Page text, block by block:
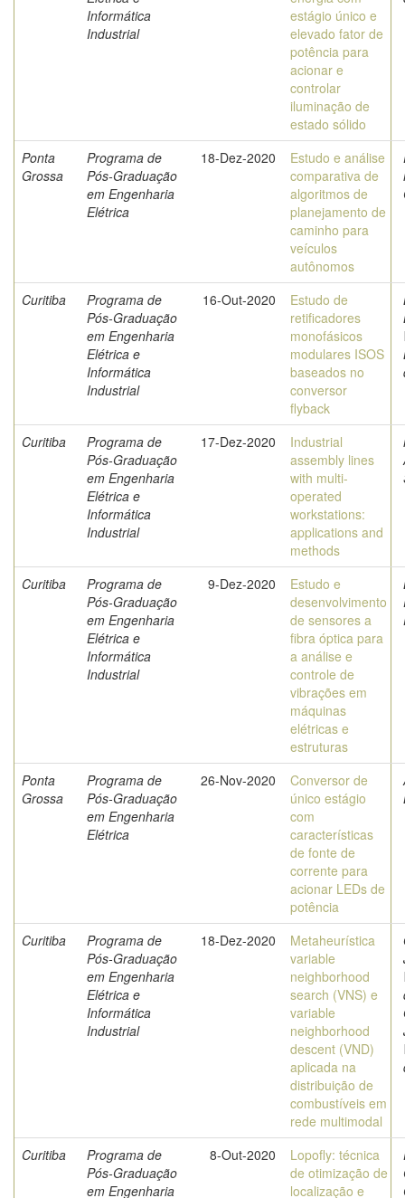
Informática
Industrial
estágio único e
elevado fator de
potência para
acionar e
controlar
iluminação de
estado sólido
Ponta
Grossa
Programa de
Pós-Graduação
em Engenharia
Elétrica
18-Dez-2020
Estudo e análise
comparativa de
algoritmos de
planejamento de
caminho para
veículos
autônomos
Curitiba
Programa de
Pós-Graduação
em Engenharia
Elétrica e
Informática
Industrial
16-Out-2020
Estudo de
retificadores
monofásicos
modulares ISOS
baseados no
conversor
flyback
Curitiba
Programa de
Pós-Graduação
em Engenharia
Elétrica e
Informática
Industrial
17-Dez-2020
Industrial
assembly lines
with multi-
operated
workstations:
applications and
methods
Curitiba
Programa de
Pós-Graduação
em Engenharia
Elétrica e
Informática
Industrial
9-Dez-2020
Estudo e
desenvolvimento
de sensores a
fibra óptica para
a análise e
controle de
vibrações em
máquinas
elétricas e
estruturas
Ponta
Grossa
Programa de
Pós-Graduação
em Engenharia
Elétrica
26-Nov-2020
Conversor de
único estágio
com
características
de fonte de
corrente para
acionar LEDs de
potência
Curitiba
Programa de
Pós-Graduação
em Engenharia
Elétrica e
Informática
Industrial
18-Dez-2020
Metaheurística
variable
neighborhood
search (VNS) e
variable
neighborhood
descent (VND)
aplicada na
distribuição de
combustíveis em
rede multimodal
Curitiba
Programa de
Pós-Graduação
em Engenharia
8-Out-2020
Lopofly: técnica
de otimização de
localização e